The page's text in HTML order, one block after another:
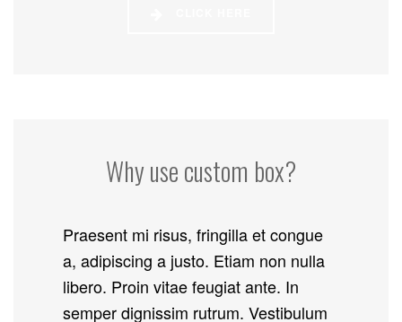
Why use custom box?
Praesent mi risus, fringilla et congue
a, adipiscing a justo. Etiam non nulla
libero. Proin vitae feugiat ante. In
semper dignissim rutrum. Vestibulum